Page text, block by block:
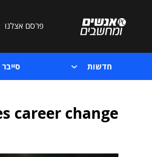
פרסם אצלנו
חדשות סייבר
career change